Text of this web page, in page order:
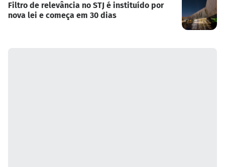
Filtro de relevância no STJ é instituído por
nova lei e começa em 30 dias